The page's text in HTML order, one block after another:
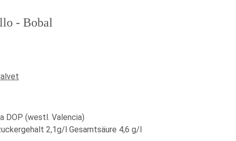
- Bobal
DOP (westl. Valencia)
2,1g/l Gesamtsäure 4,6 g/l